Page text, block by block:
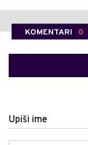
KOMENTARI 0
Upiši ime